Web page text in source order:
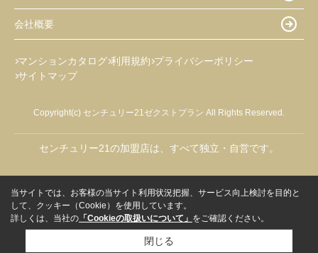
会社概要
マンションカタログ 利用規約 プライバシーポリシー
サイトマップ
Copyright(c) センチュリー21ゼクストプラン All Rights Reserved.
センチュリー21の加盟店は、すべて独立・自営です。
当サイトでは、お客様の当サイト利用状況把握、サービス向上検討を目的と
して、クッキー（Cookie）を使用しています。
詳しくは、当社の 「Cookieの取扱いについて」 をご確認ください。
閉じる